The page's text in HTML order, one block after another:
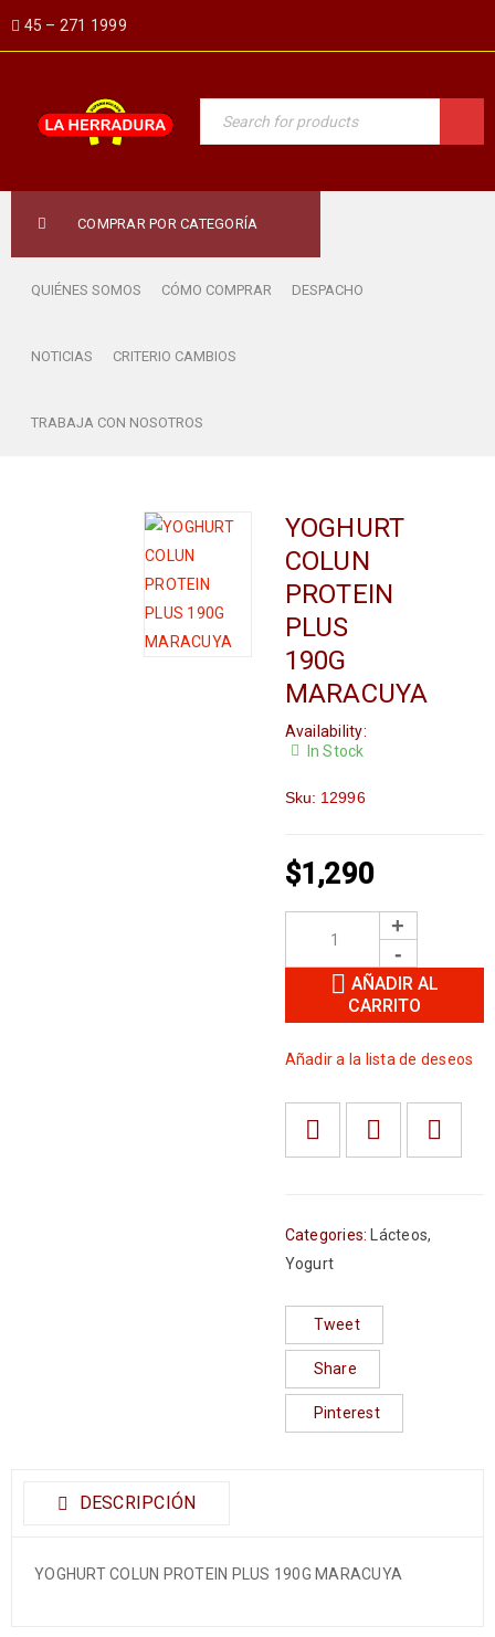
45 – 271 1999
COMPRAR POR CATEGORÍA
QUIÉNES SOMOS CÓMO COMPRAR DESPACHO
NOTICIAS CRITERIO CAMBIOS
TRABAJA CON NOSOTROS
YOGHURT
COLUN
PROTEIN
PLUS
190G
MARACUYA
Availability:
In Stock
Sku: 12996
$1,290
AÑADIR AL
CARRITO
Añadir a la lista de deseos
Categories: Lácteos,
Yogurt
Tweet
Share
Pinterest
DESCRIPCIÓN
YOGHURT COLUN PROTEIN PLUS 190G MARACUYA